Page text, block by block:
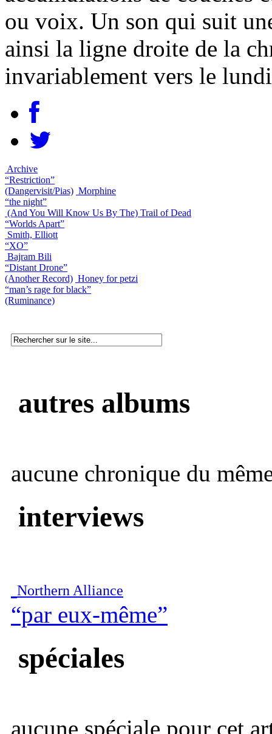
ou voix. Un son qui suit
ainsi la ligne droite de la
invariablement vers le
Archive
“Restriction”
(Dangervisit/Pias) Morphine
“the night”
(And You Will Know Us By The) Trail of Dead
“Worlds Apart”
Smith, Elliott
“XO”
Bajram Bili
“Distant Drone”
(Another Record) Honey for petzi
“man’s rage for black”
(Ruminance)
autres albums
aucune chronique du
interviews
Northern Alliance
“par eux-même”
spéciales
aucune spéciale pour cet